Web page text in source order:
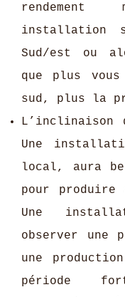
installation
Sud/est ou
que plus
sud, plus la
Une
local, aura
pour produire
Une
observer une
une
période